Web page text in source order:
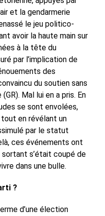
et la gendarmerie
le jeu politico-
avoir la haute main sur
à la tête du
par l’implication de
des
du soutien sans
Mal lui en a pris. En
se sont envolées,
en révélant un
par le statut
ces événements ont
s’était coupé de
dans une bulle.
?
d’une élection